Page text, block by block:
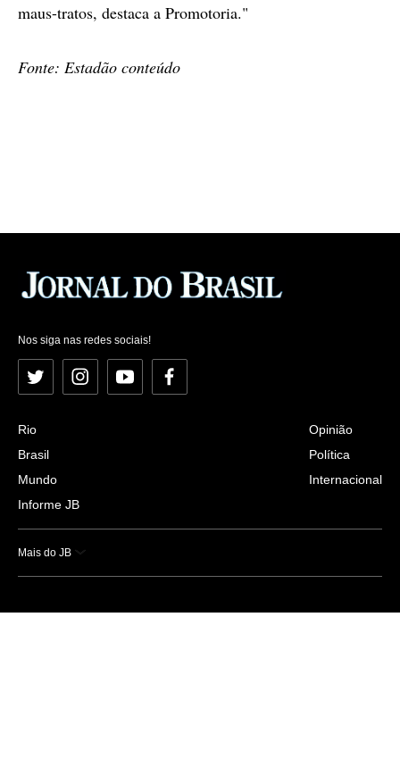
maus-tratos, destaca a Promotoria."
Fonte: Estadão conteúdo
Nos siga nas redes sociais!
Twitter InstagramYouTubeFacebook
Rio
Brasil
Mundo
Informe JB
Opinião
Política
Internacional
Mais do JB
Esportes